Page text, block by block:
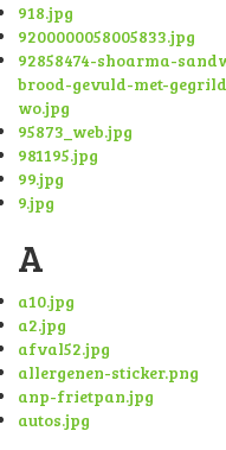
918.jpg
9200000058005833.jpg
92858474-shoarma-
brood-gevuld-met-
wo.jpg
95873_web.jpg
981195.jpg
99.jpg
9.jpg
A
a10.jpg
a2.jpg
afval52.jpg
allergenen-sticker.png
anp-frietpan.jpg
autos.jpg